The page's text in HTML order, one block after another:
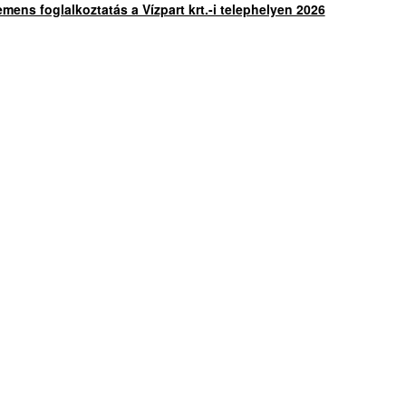
foglalkoztatás a Vízpart krt.-i telephelyen 2026